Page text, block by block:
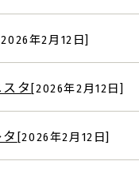
年2月12日]
スタ[2026年2月12日]
[2026年2月12日]